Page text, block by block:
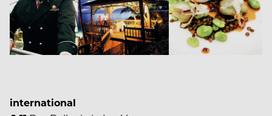
international